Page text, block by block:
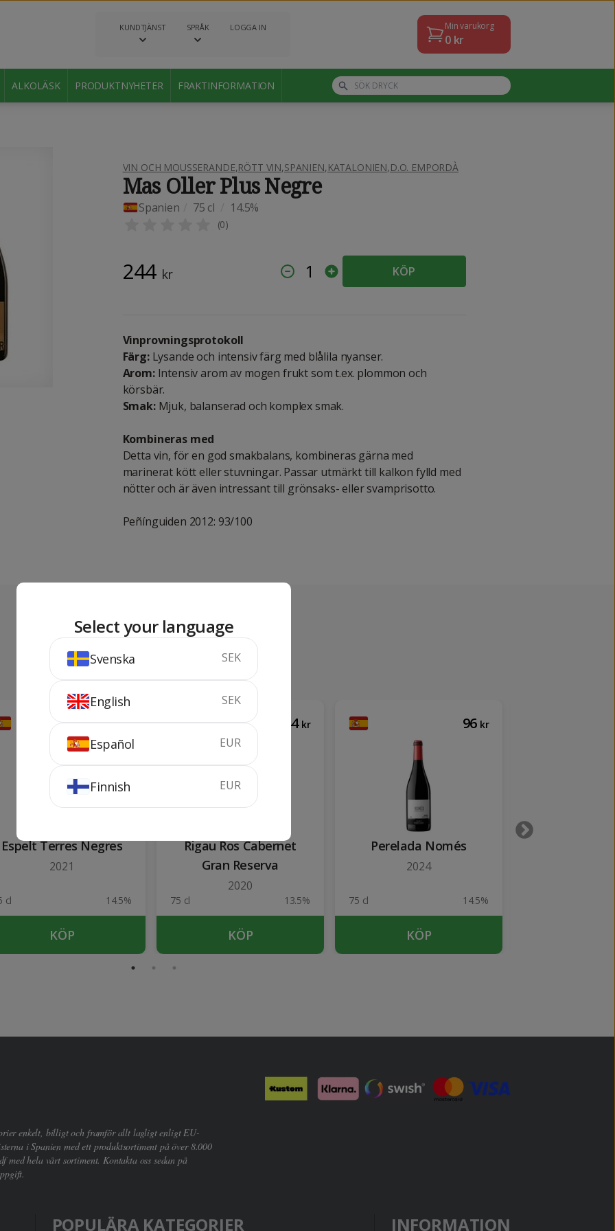
KUNDTJÄNST SPRÅK LOGGA IN Min varukorg
0kr
ALKOLÄSK PRODUKTNYHETER FRAKTINFORMATION
VIN OCH MOUSSERANDE,RÖTT VIN,SPANIEN,KATALONIEN,D.O. EMPORDÀ
Mas Oller Plus Negre
Spanien 75 cl 14.5%
(0)
244 kr 1 KÖP
Vinprovningsprotokoll
Färg:Lysande och intensiv färg med blålila nyanser.
Arom:Intensiv arom av mogen frukt som t.ex. plommon och
körsbär.
Smak:Mjuk, balanserad och komplex smak.
Kombineras med
Detta vin, för en god smakbalans, kombineras gärna med
marinerat kött eller stuvningar. Passar utmärkt till kalkon fylld med
nötter och är även intressant till grönsaks- eller svamprisotto.
Peñínguiden 2012: 93/100
177kr
Espelt Terres Negres
2021
cl 14.5%
KÖP
144 kr
Rigau Ros Cabernet
Gran Reserva
2020
75 cl 13.5%
KÖP
96 kr
Perelada Només
2024
75 cl 14.5%
KÖP
enkelt, billigt och framför allt lagligt enligt EU-
i Spanien med ett produktsortiment på över 8.000
hela vårt sortiment. Kontakta oss sedan på
POPULÄRA KATEGORIER INFORMATION
Select your language
Svenska SEK
English SEK
Español EUR
Finnish EUR